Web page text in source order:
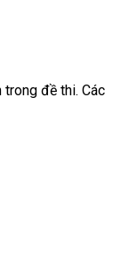
đề thi. Các